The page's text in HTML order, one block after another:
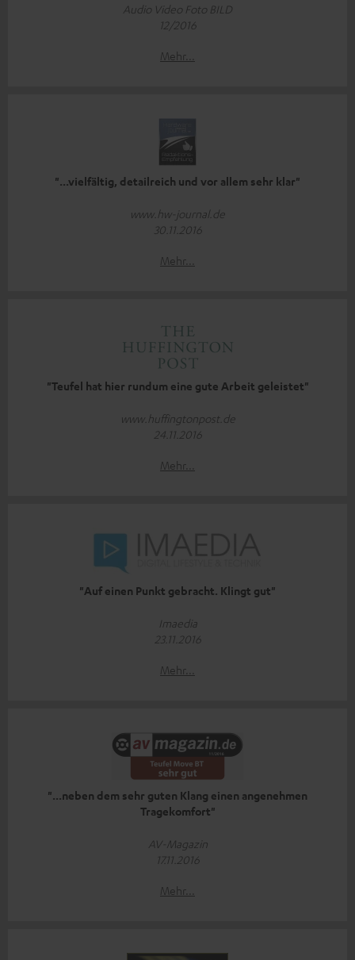
Audio Video Foto BILD
12/2016
Mehr...
"...vielfältig, detailreich und vor allem sehr klar"
www.hw-journal.de
30.11.2016
Mehr...
"Teufel hat hier rundum eine gute Arbeit geleistet"
www.huffingtonpost.de
24.11.2016
Mehr...
"Auf einen Punkt gebracht. Klingt gut"
Imaedia
23.11.2016
Mehr...
"...neben dem sehr guten Klang einen angenehmen
Tragekomfort"
AV-Magazin
17.11.2016
Mehr...